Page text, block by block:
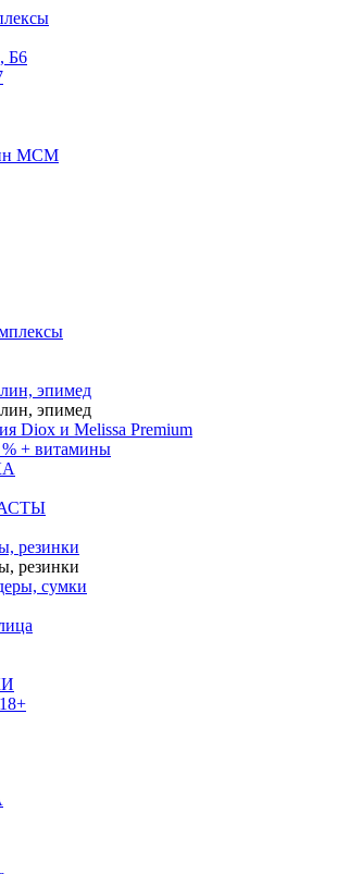
Б6
МСМ
эпимед
эпимед
Diox и Melissa Premium
+ витамины
резинки
резинки
сумки